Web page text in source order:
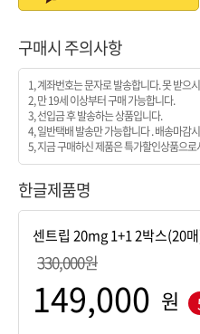
구매시 주의사항
1, 계좌번호는 문자로 발송합니다. 못 받으
2, 만 19세 이상부터 구매 가능합니다.
3, 선입금 후 발송하는 상품입니다.
4, 일반택배 발송만 가능합니다 . 배송마감
5, 지금 구매하신 제품은 특가할인상품으
한글제품명
330,000원
원